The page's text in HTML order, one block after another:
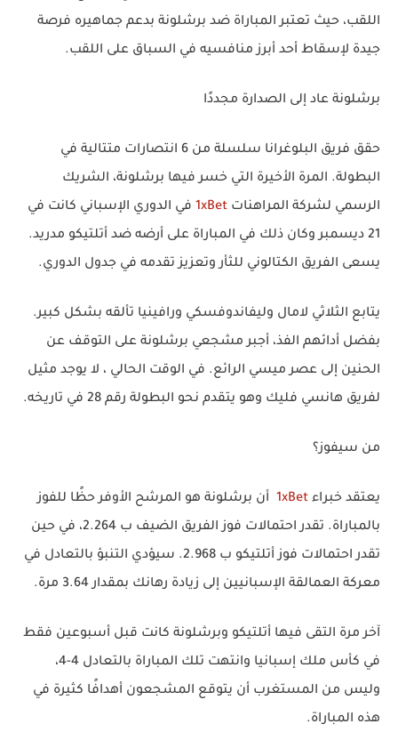
اللقب، حيث تعتبر المباراة ضد برشلونة بدعم جماهيره فرصة
جيدة لإسقاط أحد أبرز منافسيه في السباق على اللقب.
برشلونة عاد إلى الصدارة مجددًا
حقق فريق البلوغرانا سلسلة من 6 انتصارات متتالية في
البطولة. المرة الأخيرة التي خسر فيها برشلونة، الشريك
الرسمي لشركة المراهنات 1xBet في الدوري الإسباني كانت في
21 ديسمبر وكان ذلك في المباراة على أرضه ضد أتلتيكو مدريد.
يسعى الفريق الكتالوني للثأر وتعزيز تقدمه في جدول الدوري.
يتابع الثلاثي لامال وليفاندوفسكي ورافينيا تألقه بشكل كبير.
بفضل أدائهم الفذ، أجبر مشجعي برشلونة على التوقف عن
الحنين إلى عصر ميسي الرائع. في الوقت الحالي ، لا يوجد مثيل
لفريق هانسي فليك وهو يتقدم نحو البطولة رقم 28 في تاريخه.
من سيفوز؟
يعتقد خبراء 1xBet
أن برشلونة هو المرشح الأوفر حظًا للفوز
بالمباراة. تقدر احتمالات فوز الفريق الضيف ب 2.264، في حين
تقدر احتمالات فوز أتلتيكو ب 2.968. سيؤدي التنبؤ بالتعادل في
معركة العمالقة الإسبانيين إلى زيادة رهانك بمقدار 3.64 مرة.
آخر مرة التقى فيها أتلتيكو وبرشلونة كانت قبل أسبوعين فقط
في كأس ملك إسبانيا وانتهت تلك المباراة بالتعادل 4-4،
وليس من المستغرب أن يتوقع المشجعون أهدافًا كثيرة في
هذه المباراة.